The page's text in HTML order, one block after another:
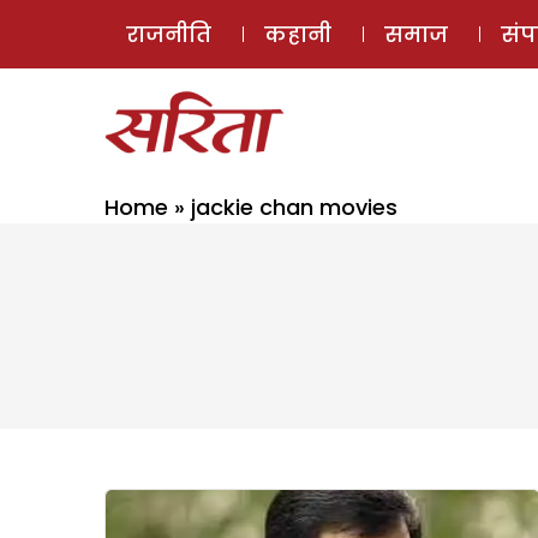
राजनीति कहानी समाज
Home » jackie chan movies